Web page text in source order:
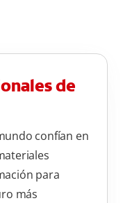
de
confían en
para
más